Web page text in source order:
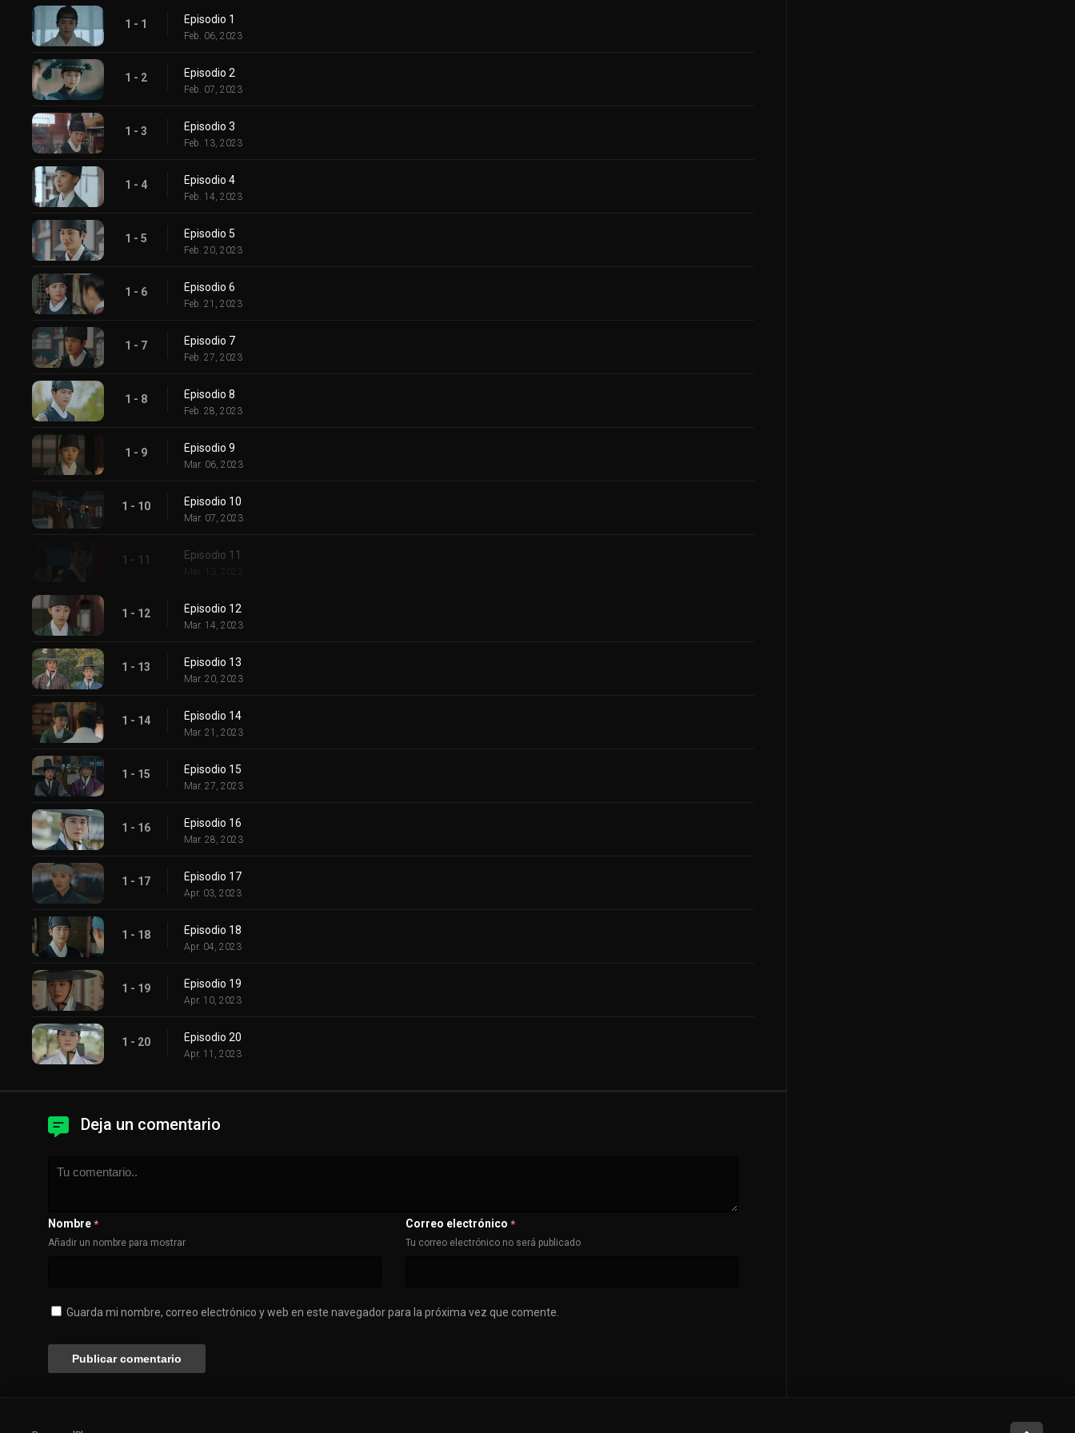
1 - 1 Episodio 1
Feb. 06, 2023
1 - 2 Episodio 2
Feb. 07, 2023
1 - 3 Episodio 3
Feb. 13, 2023
1 - 4 Episodio 4
Feb. 14, 2023
1 - 5 Episodio 5
Feb. 20, 2023
1 - 6 Episodio 6
Feb. 21, 2023
1 - 7 Episodio 7
Feb. 27, 2023
1 - 8 Episodio 8
Feb. 28, 2023
1 - 9 Episodio 9
Mar. 06, 2023
1 - 10 Episodio 10
Mar. 07, 2023
1 - 11 Episodio 11
Mar. 13, 2023
1 - 12 Episodio 12
Mar. 14, 2023
1 - 13 Episodio 13
Mar. 20, 2023
1 - 14 Episodio 14
Mar. 21, 2023
1 - 15 Episodio 15
Mar. 27, 2023
1 - 16 Episodio 16
Mar. 28, 2023
1 - 17 Episodio 17
Apr. 03, 2023
1 - 18 Episodio 18
Apr. 04, 2023
1 - 19 Episodio 19
Apr. 10, 2023
1 - 20 Episodio 20
Apr. 11, 2023
Deja un comentario
Nombre *
Añadir un nombre para mostrar
Correo electrónico *
Tu correo electrónico no será publicado
Guarda mi nombre, correo electrónico y web en este navegador para la próxima vez que comente.